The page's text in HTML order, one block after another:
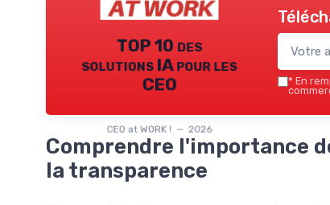
TOP 10 des
solutions IA pour les
CEO
CEO at WORK ! — 2026
* En
Comprendre l'importance
la transparence